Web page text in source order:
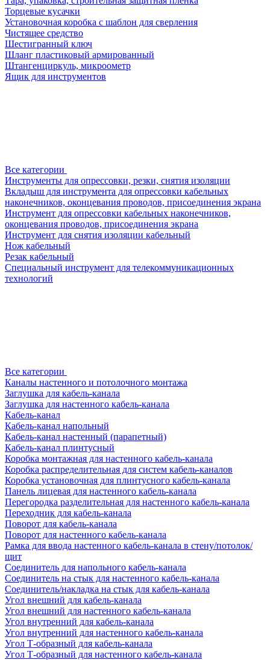
Торцевые кусачки
Установочная коробка с шаблон для сверления
Чистящее средство
Шестигранный ключ
Шланг пластиковый армированный
Штангенциркуль, микроометр
Ящик для инструментов
Все категории
Инструменты для опрессовки, резки, снятия изоляции
Вкладыш для инструмента для опрессовки кабельных
наконечников, оконцевания проводов, присоединения экрана
Инструмент для опрессовки кабельных наконечников,
оконцевания проводов, присоединения экрана
Инструмент для снятия изоляции кабельный
Нож кабельный
Резак кабельный
Специальный инструмент для телекоммуникационных
технологий
Все категории
Каналы настенного и потолочного монтажа
Заглушка для кабель-канала
Заглушка для настенного кабель-канала
Кабель-канал
Кабель-канал напольный
Кабель-канал настенный (парапетный)
Кабель-канал плинтусный
Коробка монтажная для настенного кабель-канала
Коробка распределительная для систем кабель-каналов
Коробка установочная для плинтусного кабель-канала
Панель лицевая для настенного кабель-канала
Перегородка разделительная для настенного кабель-канала
Переходник для кабель-канала
Поворот для кабель-канала
Поворот для настенного кабель-канала
Рамка для ввода настенного кабель-канала в стену/потолок/
щит
Соединитель для напольного кабель-канала
Соединитель на стык для настенного кабель-канала
Соединитель/накладка на стык для кабель-канала
Угол внешний для кабель-канала
Угол внешний для настенного кабель-канала
Угол внутренний для кабель-канала
Угол внутренний для настенного кабель-канала
Угол Т-образный для кабель-канала
Угол Т-образный для настенного кабель-канала